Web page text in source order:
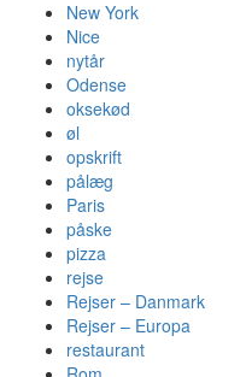
New York
Nice
nytår
Odense
oksekød
øl
opskrift
pålæg
Paris
påske
pizza
rejse
Rejser – Danmark
Rejser – Europa
restaurant